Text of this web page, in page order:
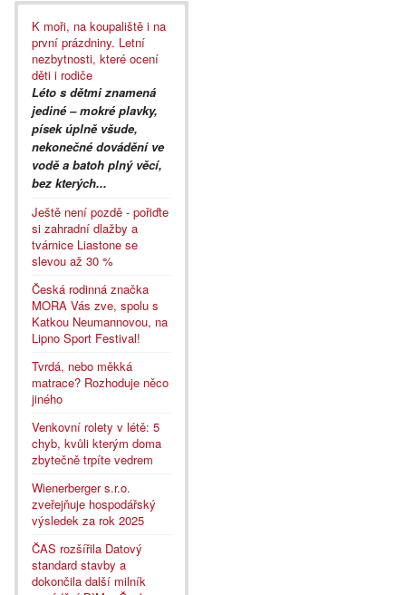
K moři, na koupaliště i na
první prázdniny. Letní
nezbytnosti, které ocení
děti i rodiče
Léto s dětmi znamená
jediné – mokré plavky,
písek úplně všude,
nekonečné dovádění ve
vodě a batoh plný věcí,
bez kterých...
Ještě není pozdě - pořiďte
si zahradní dlažby a
tvárnice Liastone se
slevou až 30 %
Česká rodinná značka
MORA Vás zve, spolu s
Katkou Neumannovou, na
Lipno Sport Festival!
Tvrdá, nebo měkká
matrace? Rozhoduje něco
jiného
Venkovní rolety v létě: 5
chyb, kvůli kterým doma
zbytečně trpíte vedrem
Wienerberger s.r.o.
zveřejňuje hospodářský
výsledek za rok 2025
ČAS rozšířila Datový
standard stavby a
dokončila další milník